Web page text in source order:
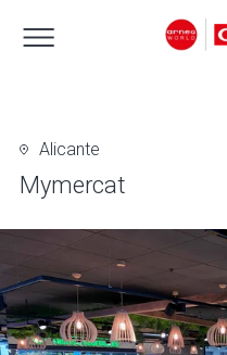
Alicante
Mymercat